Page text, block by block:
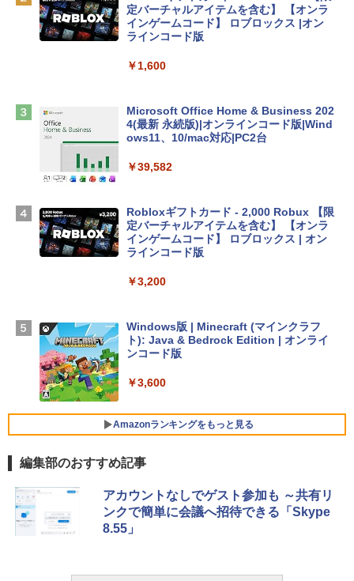
tomtoc 360°保護 15.6 16インチ パソコ
book Lenovo対応
Apple 2026 MacBook Air M5チップ搭載
igence、13.6インチLiquid Retinaディ
ームカメラ、日本語キーボード、Touch I
D - シルバー
￥261,414
SSD インテル Core 5
￥129,800
Core i5/16GB/SSD 512GB/ホワイト) FM
VWK3E15W_AZ
￥139,880
定バーチャルアイテムを含む】 【オンラ
インゲームコード】 ロブロックス |オン
ラインコード版
￥1,600
Microsoft Office Home & Business 202
4(最新 永続版)|オンラインコード版|Wind
ows11、10/mac対応|PC2台
￥39,582
Robloxギフトカード - 2,000 Robux 【限
定バーチャルアイテムを含む】 【オンラ
インゲームコード】 ロブロックス | オン
ラインコード版
￥3,200
Windows版 | Minecraft (マインクラフ
ト): Java & Bedrock Edition | オンライ
ンコード版
￥3,600
Amazonランキングをもっと見る
生成AIパスポート公式テキスト 第４版
￥1,766
Amazon Kindle Paperwhite (16GB) 7イ
ンチディスプレイ、色調調節ライト、12
週間持続バッテリー、広告なし、ブラッ
ク
編集部のおすすめ記事
アカウントなしでゲスト参加も ～共有リ
ンクで簡単に会議へ招待できる「Skype
8.55」